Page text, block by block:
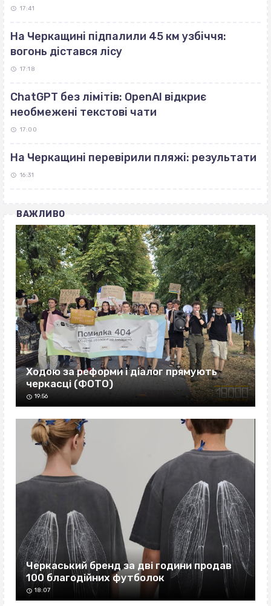
17:41
На Черкащині підпалили 45 км узбіччя:
вогонь дістався лісу
17:18
ChatGPT без лімітів: OpenAI відкриє
необмежені текстові чати
17:00
На Черкащині перевірили пляжі: результати
16:31
ВАЖЛИВО
Ходою за реформи і діалог прямують
черкасці (ФОТО)
19:56
Черкаський бренд за дві години продав
100 благодійних футболок
18:07